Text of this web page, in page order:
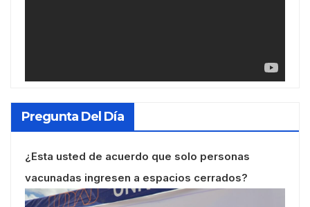
Pregunta Del Día
¿Esta usted de acuerdo que solo personas
vacunadas ingresen a espacios cerrados?